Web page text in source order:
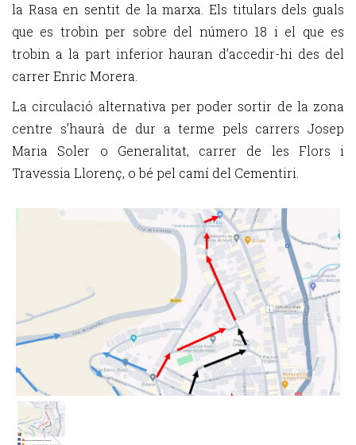
la Rasa en sentit de la marxa. Els titulars dels guals
que es trobin per sobre del número 18 i el que es
trobin a la part inferior hauran d’accedir-hi des del
carrer Enric Morera.
La circulació alternativa per poder sortir de la zona
centre s’haurà de dur a terme pels carrers Josep
Maria Soler o Generalitat, carrer de les Flors i
Travessia Llorenç, o bé pel camí del Cementiri.